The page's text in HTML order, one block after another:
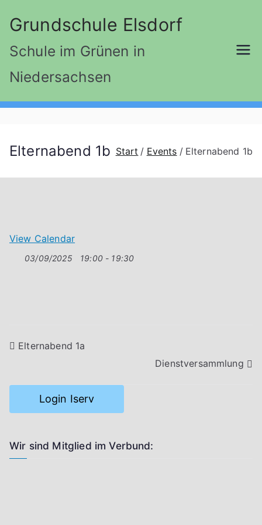
InhaltGrundschule Elsdorf
Schule im Grünen in
Niedersachsen
Elternabend 1b Start Events Elternabend 1b
View Calendar
03/09/2025 19:00 - 19:30
Beitragsnavigation
Elternabend 1a
Dienstversammlung
Login Iserv
Wir sind Mitglied im Verbund: